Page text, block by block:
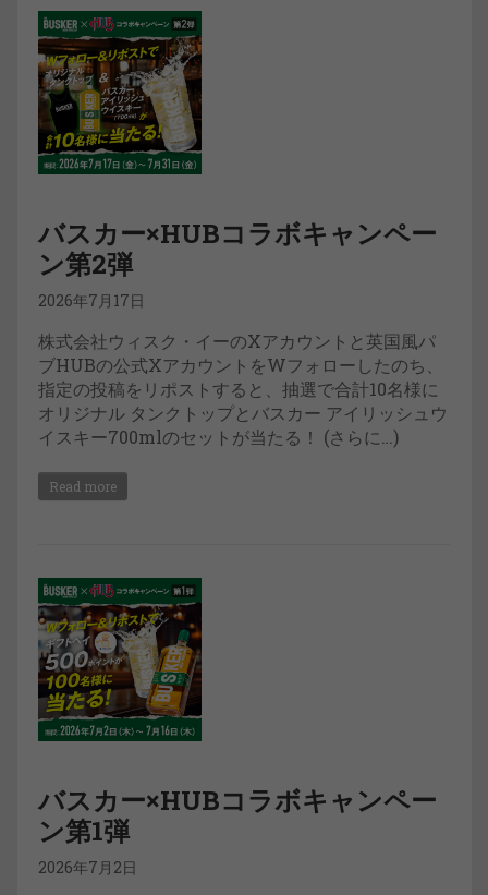
バスカー×HUBコラボキャンペー
ン第2弾
2026年7月17日
株式会社ウィスク・イーのXアカウントと英国風パ
ブHUBの公式XアカウントをWフォローしたのち、
指定の投稿をリポストすると、抽選で合計10名様に
オリジナル タンクトップとバスカー アイリッシュウ
イスキー700mlのセットが当たる！ (さらに…)
Read more
バスカー×HUBコラボキャンペー
ン第1弾
2026年7月2日